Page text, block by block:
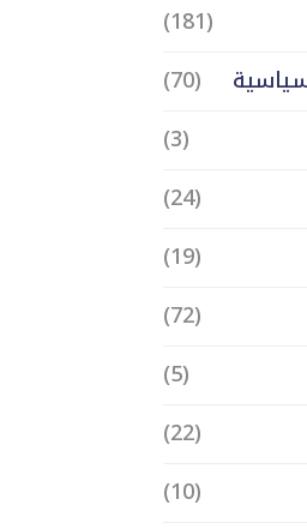
(181)
(70)
(3)
(24)
(19)
(72)
(5)
(22)
(10)